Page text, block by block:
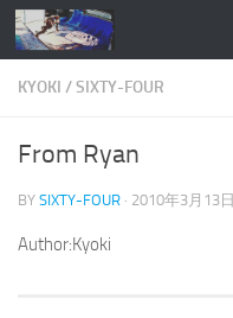
コンテンツへスキップ
KYOKI /SIXTY-FOUR
From Ryan
BY SIXTY-FOUR · 2010年3月13日
Author:Kyoki